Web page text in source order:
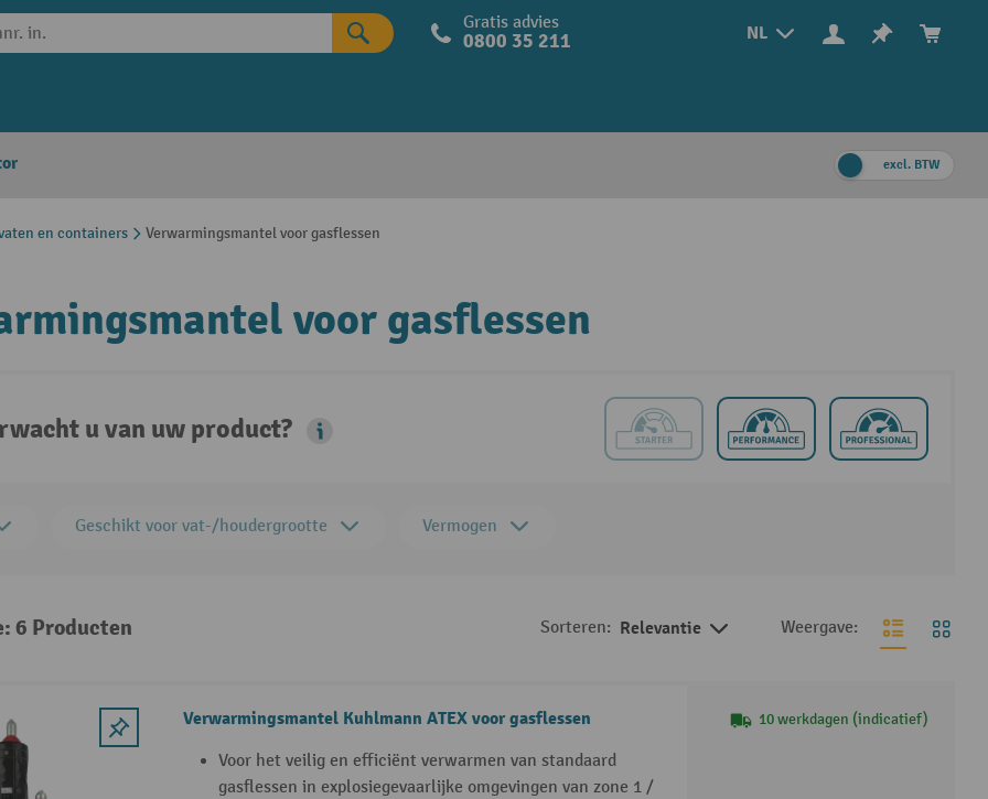
NL
Gratis advies
0800 35 211
excl. BTW
en containers Verwarmingsmantel voor gasflessen
voor gasflessen
u van uw product?
Geschikt voor vat-/houdergrootte Vermogen
6 Producten Sorteren: Relevantie Weergave:
Verwarmingsmantel Kuhlmann ATEX voor gasflessen
Voor het veilig en efficiënt verwarmen van standaard
gasflessen in explosiegevaarlijke omgevingen van zone 1 /
10 werkdagen (indicatief)